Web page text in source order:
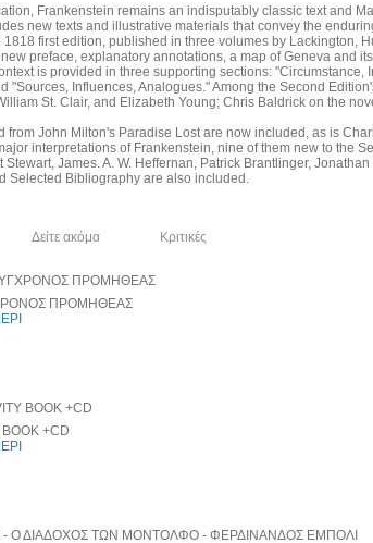
Frankenstein remains an indisputably classic text and
new texts and illustrative materials that convey the
1818 first edition, published in three volumes by Lackington,
preface, explanatory annotations, a map of Geneva and
is provided in three supporting sections: "Circumstance,
"Sources, Influences, Analogues." Among the Second
St. Clair, and Elizabeth Young; Chris Baldrick on the
from John Milton's Paradise Lost are now included, as is
interpretations of Frankenstein, nine of them new to the
Stewart, James. A. W. Heffernan, Patrick Brantlinger,
Selected Bibliography are also included.
Δείτε ακόμα Κριτικές
ΠΡΟΜΗΘΕΑΣ
+CD